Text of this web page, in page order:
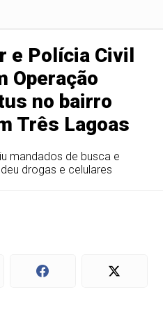
e Polícia Civil
Operação
no bairro
Três Lagoas
mandados de busca e
drogas e celulares